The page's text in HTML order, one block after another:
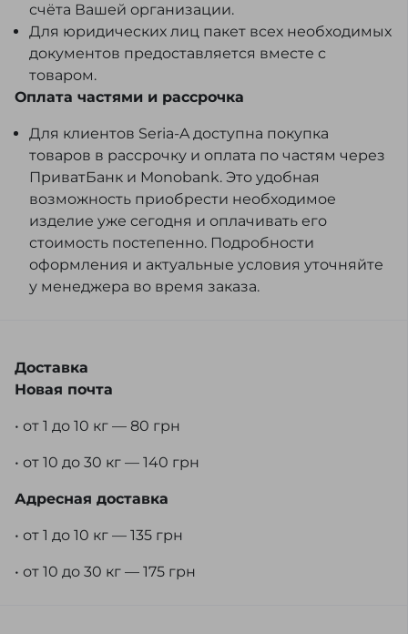
счёта Вашей организации.
Для юридических лиц пакет всех необходимых
документов предоставляется вместе с
товаром.
Оплата частями и рассрочка
Для клиентов Seria-A доступна покупка
товаров в рассрочку и оплата по частям через
ПриватБанк и Monobank. Это удобная
возможность приобрести необходимое
изделие уже сегодня и оплачивать его
стоимость постепенно. Подробности
оформления и актуальные условия уточняйте
у менеджера во время заказа.
Доставка
Новая почта
• от 1 до 10 кг — 80 грн
• от 10 до 30 кг — 140 грн
Адресная доставка
• от 1 до 10 кг — 135 грн
• от 10 до 30 кг — 175 грн